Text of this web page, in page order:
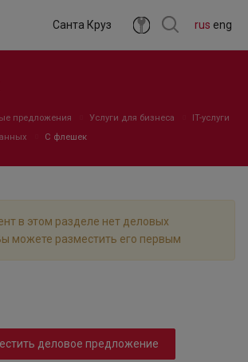
rus eng
Санта Круз
предложения Услуги для бизнеса
IT-услуги
С флешек
в этом разделе нет деловых
можете разместить его первым
деловое предложение